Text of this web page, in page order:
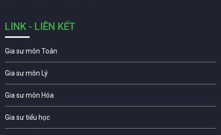
LINK - LIÊN KẾT
Gia sư môn Toán
Gia sư môn Lý
Gia sư môn Hóa
Gia sư tiểu học